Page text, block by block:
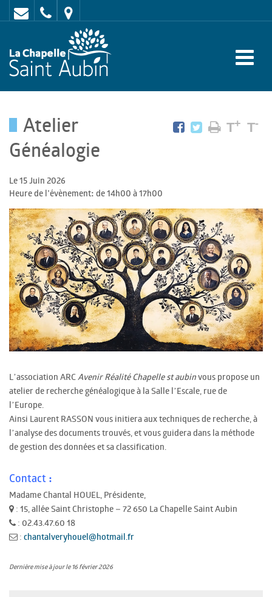
Contact
02
47
62
:
rue
de
72
650
SAINT
AUBIN
Atelier
Généalogie
T+ T-
Le 15 Juin 2026
Heure de l'évènement: de 14h00 à 17h00
L’association ARC Avenir Réalité Chapelle st aubinvous propose un
atelier de recherche généalogique à la Salle l’Escale, rue de
l’Europe.
Ainsi Laurent RASSON vous initiera aux techniques de recherche, à
l’analyse des documents trouvés, et vous guidera dans la méthode
de gestion des données et sa classification.
Contact :
Madame Chantal HOUEL, Présidente,
: 15, allée Saint Christophe – 72 650 La Chapelle Saint Aubin
: 02.43.47.60 18
: chantalveryhouel@hotmail.fr
Dernière mise à jour le 16 février 2026